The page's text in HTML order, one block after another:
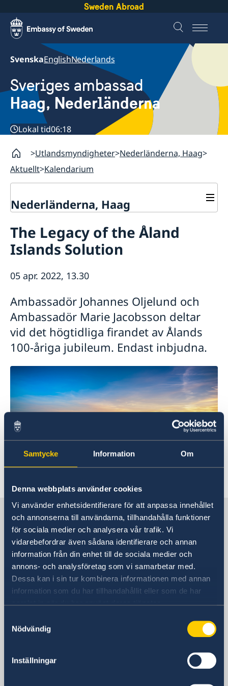
Samtycke Information Om
Denna webbplats använder cookies
Vi använder enhetsidentifierare för att anpassa innehållet
och annonserna till användarna, tillhandahålla funktioner
för sociala medier och analysera vår trafik. Vi
vidarebefordrar även sådana identifierare och annan
information från din enhet till de sociala medier och
annons- och analysföretag som vi samarbetar med.
Dessa kan i sin tur kombinera informationen med annan
information som du har tillhandahållit eller som de har
samlat in när du har använt deras tjänster.
Nödvändig
Inställningar
Sweden Abroad
SvenskaEnglishNederlands
Sveriges ambassad
Haag, Nederländerna
Lokal tid06:18
Utlandsmyndigheter Nederländerna, Haag
Aktuellt Kalendarium
Nederländerna, Haag
Om ambassaden
Ambassadör och personal på ambassaden i Haag
Praktik på ambassaden
Om ambassaden
Sverige i Aruba
Sverige i Sint Maarten
Sverige i Curaçao
Organisationer och föreningar
Så stöttar vi svenska företag
Team Sweden
Svenska företag i Nederländerna
Anmäl handelshinder
Aktuellt
Nyheter
Kalendarium
The Legacy of the Åland
Islands Solution
05 apr. 2022, 13.30
Ambassadör Johannes Oljelund och
Ambassadör Marie Jacobsson deltar
vid det högtidliga firandet av Ålands
100-åriga jubileum. Endast inbjudna.
Sverige i Nederländerna, Haag
Sveriges ambassad
Besöksadress
Johan de Wittlaan 7
Plan 4
2517 JR Den Haag
Embassy of Sweden
2508 CH Den Haag